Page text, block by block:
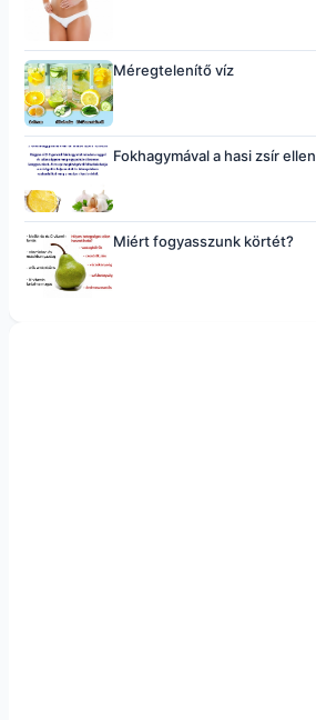
Méregtelenítő víz
Fokhagymával a hasi zsír ellen
Miért fogyasszunk körtét?